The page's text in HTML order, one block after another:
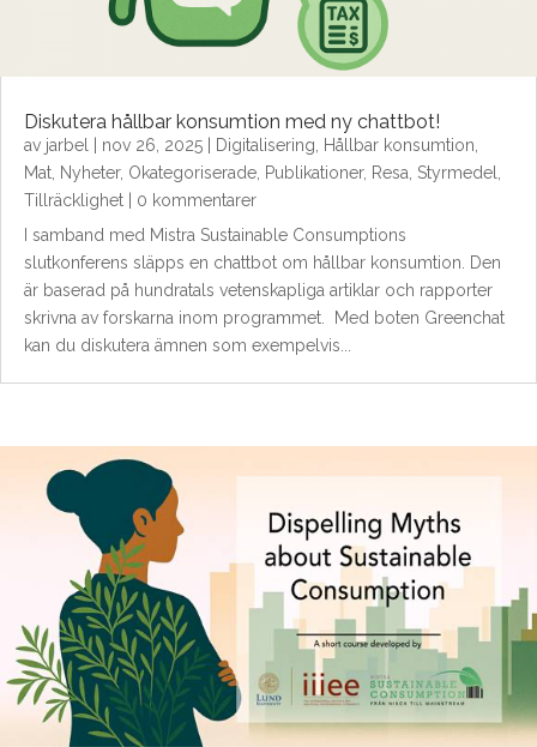
Diskutera hållbar konsumtion med ny chattbot!
av jarbel nov 26, 2025 Digitalisering, Hållbar konsumtion,
Mat, Nyheter, Okategoriserade, Publikationer, Resa, Styrmedel,
Tillräcklighet | 0 kommentarer
I samband med Mistra Sustainable Consumptions
slutkonferens släpps en chattbot om hållbar konsumtion. Den
är baserad på hundratals vetenskapliga artiklar och rapporter
skrivna av forskarna inom programmet. Med boten Greenchat
kan du diskutera ämnen som exempelvis...